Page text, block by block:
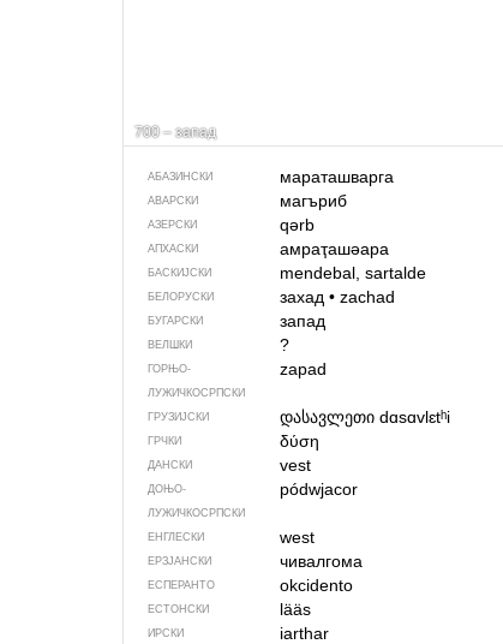
700 – запад
АБАЗИНСКИ мараташварга
АВАРСКИ магъриб
АЗЕРСКИ qərb
АПХАСКИ амраҭашәара
БАСКИЈСКИ mendebal, sartalde
БЕЛОРУСКИ захад •zachad
БУГАРСКИ запад
ВЕЛШКИ ?
ГОРЊО­
ЛУЖИЧКОСРПСКИ
zapad
ГРУЗИЈСКИ დასავლეთი dɑsɑvlɛtʰi
ГРЧКИ δύση
ДАНСКИ vest
ДОЊО­
ЛУЖИЧКОСРПСКИ
pódwjacor
ЕНГЛЕСКИ west
ЕРЗЈАНСКИ чивалгома
ЕСПЕРАНТО okcidento
ЕСТОНСКИ lääs
ИРСКИ iarthar